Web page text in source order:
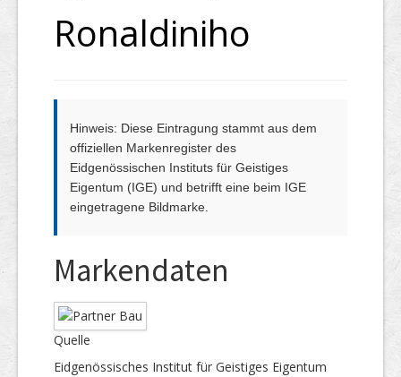
Ronaldiniho
Hinweis: Diese Eintragung stammt aus dem
offiziellen Markenregister des
Eidgenössischen Instituts für Geistiges
Eigentum (IGE) und betrifft eine beim IGE
eingetragene Bildmarke.
Markendaten
Quelle
Eidgenössisches Institut für Geistiges Eigentum